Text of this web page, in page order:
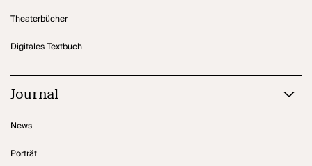
Theaterbücher
Digitales Textbuch
Journal
News
Porträt